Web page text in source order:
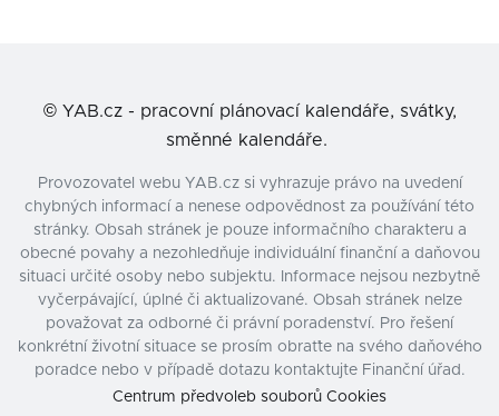
© YAB.cz - pracovní plánovací kalendáře, svátky,
směnné kalendáře.
Provozovatel webu YAB.cz si vyhrazuje právo na uvedení
chybných informací a nenese odpovědnost za používání této
stránky. Obsah stránek je pouze informačního charakteru a
obecné povahy a nezohledňuje individuální finanční a daňovou
situaci určité osoby nebo subjektu. Informace nejsou nezbytně
vyčerpávající, úplné či aktualizované. Obsah stránek nelze
považovat za odborné či právní poradenství. Pro řešení
konkrétní životní situace se prosím obraťte na svého daňového
poradce nebo v případě dotazu kontaktujte Finanční úřad.
Centrum předvoleb souborů Cookies